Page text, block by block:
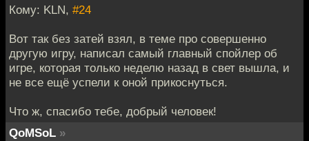
Кому: KLN, #24
Вот так без затей взял, в теме про совершенно
другую игру, написал самый главный спойлер об
игре, которая только неделю назад в свет вышла, и
не все ещё успели к оной прикоснуться.
Что ж, спасибо тебе, добрый человек!
QoMSoL »